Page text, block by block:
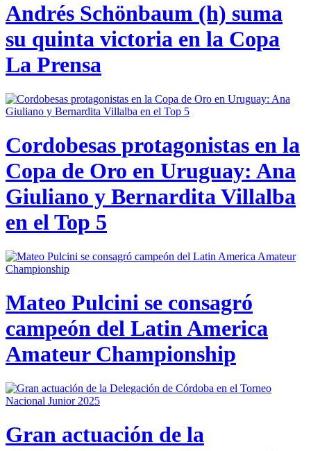
Andrés Schönbaum (h) suma
su quinta victoria en la Copa
La Prensa
Cordobesas protagonistas en la
Copa de Oro en Uruguay: Ana
Giuliano y Bernardita Villalba
en el Top 5
Mateo Pulcini se consagró
campeón del Latin America
Amateur Championship
Gran actuación de la